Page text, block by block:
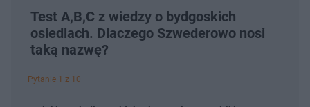
Test A,B,C z wiedzy o bydgoskich
osiedlach. Dlaczego Szwederowo nosi
taką nazwę?
Pytanie 1 z 10